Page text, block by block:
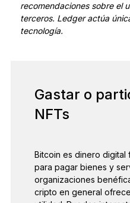
recomendaciones sobre el
terceros. Ledger actúa
tecnología.
Gastar o
NFTs
Bitcoin es dinero digital
para pagar bienes y
organizaciones
cripto en general